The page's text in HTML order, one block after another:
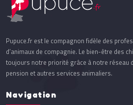
Pupuce.fr est le compagnon fidèle des
d’animaux de compagnie. Le bien-être des
toujours notre priorité grâce à notre réseau
pension et autres services animaliers.
Navigation